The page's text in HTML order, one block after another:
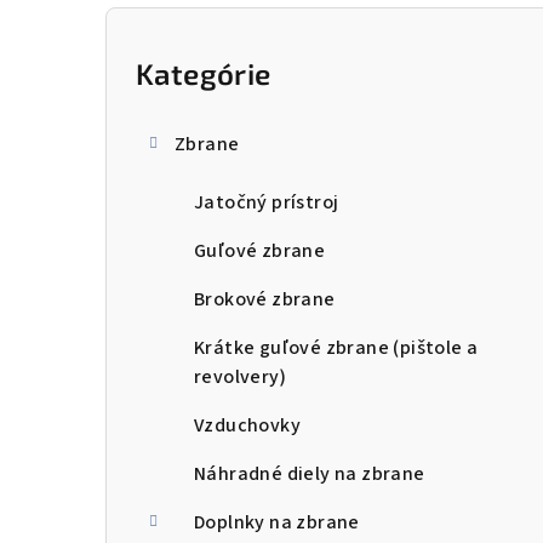
B
Preskočiť
kategórie
Kategórie
Zbrane
Jatočný prístroj
Guľové zbrane
Brokové zbrane
Krátke guľové zbrane (pištole a
revolvery)
Vzduchovky
Náhradné diely na zbrane
Doplnky na zbrane